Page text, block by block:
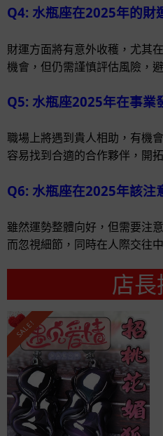
Q4: 水瓶座在2025年的財
財運方面將有意外收穫，尤其
機會，但仍需謹慎評估風險，
Q5: 水瓶座2025年在事業
職場上將遇到貴人相助，有機
容易找到合適的合作夥伴，開
Q6: 水瓶座在2025年該注
雖然運勢整體向好，但需要注
而忽視細節，同時在人際交往
店
SALE!